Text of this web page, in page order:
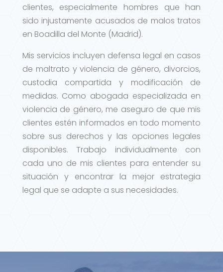
clientes, especialmente hombres que han
sido injustamente acusados de malos tratos
en Boadilla del Monte (Madrid).
Mis servicios incluyen defensa legal en casos
de maltrato y violencia de género, divorcios,
custodia compartida y modificación de
medidas. Como abogada especializada en
violencia de género, me aseguro de que mis
clientes estén informados en todo momento
sobre sus derechos y las opciones legales
disponibles. Trabajo individualmente con
cada uno de mis clientes para entender su
situación y encontrar la mejor estrategia
legal que se adapte a sus necesidades.